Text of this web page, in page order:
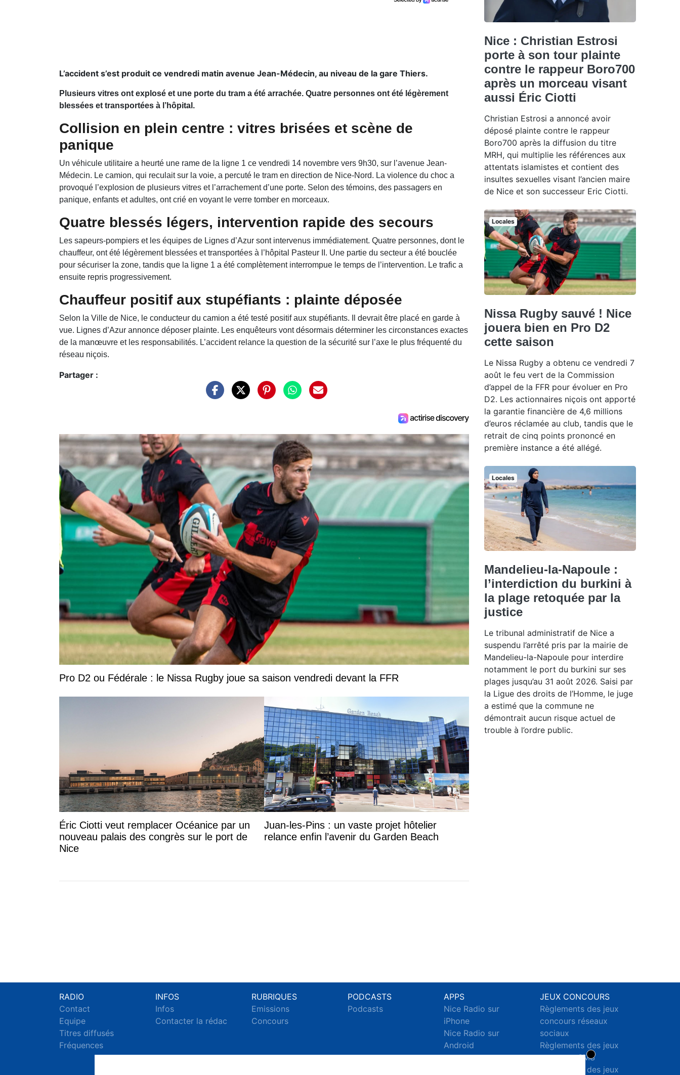
L’accident s’est produit ce vendredi matin avenue Jean-Médecin, au niveau de la gare Thiers.
Plusieurs vitres ont explosé et une porte du tram a été arrachée. Quatre personnes ont été légèrement
blessées et transportées à l’hôpital.
Collision en plein centre : vitres brisées et scène de
panique
Un véhicule utilitaire a heurté une rame de la ligne 1 ce vendredi 14 novembre vers 9h30, sur l’avenue Jean-
Médecin. Le camion, qui reculait sur la voie, a percuté le tram en direction de Nice-Nord. La violence du choc a
provoqué l’explosion de plusieurs vitres et l’arrachement d’une porte. Selon des témoins, des passagers en
panique, enfants et adultes, ont crié en voyant le verre tomber en morceaux.
Quatre blessés légers, intervention rapide des secours
Les sapeurs-pompiers et les équipes de Lignes d’Azur sont intervenus immédiatement. Quatre personnes, dont le
chauffeur, ont été légèrement blessées et transportées à l’hôpital Pasteur II. Une partie du secteur a été bouclée
pour sécuriser la zone, tandis que la ligne 1 a été complètement interrompue le temps de l’intervention. Le trafic a
ensuite repris progressivement.
Chauffeur positif aux stupéfiants : plainte déposée
Selon la Ville de Nice, le conducteur du camion a été testé positif aux stupéfiants. Il devrait être placé en garde à
vue. Lignes d’Azur annonce déposer plainte. Les enquêteurs vont désormais déterminer les circonstances exactes
de la manœuvre et les responsabilités. L’accident relance la question de la sécurité sur l’axe le plus fréquenté du
réseau niçois.
Partager :
Pro D2 ou Fédérale : le Nissa Rugby joue sa saison vendredi devant la FFR
Éric Ciotti veut remplacer Océanice par un
nouveau palais des congrès sur le port de
Nice
Juan-les-Pins : un vaste projet hôtelier
relance enfin l’avenir du Garden Beach
Nice : Christian Estrosi
porte à son tour plainte
contre le rappeur Boro700
après un morceau visant
aussi Éric Ciotti
Christian Estrosi a annoncé avoir
déposé plainte contre le rappeur
Boro700 après la diffusion du titre
MRH, qui multiplie les références aux
attentats islamistes et contient des
insultes sexuelles visant l’ancien maire
de Nice et son successeur Eric Ciotti.
Locales
Nissa Rugby sauvé ! Nice
jouera bien en Pro D2
cette saison
Le Nissa Rugby a obtenu ce vendredi 7
août le feu vert de la Commission
d’appel de la FFR pour évoluer en Pro
D2. Les actionnaires niçois ont apporté
la garantie financière de 4,6 millions
d’euros réclamée au club, tandis que le
retrait de cinq points prononcé en
première instance a été allégé.
Locales
Mandelieu-la-Napoule :
l’interdiction du burkini à
la plage retoquée par la
justice
Le tribunal administratif de Nice a
suspendu l’arrêté pris par la mairie de
Mandelieu-la-Napoule pour interdire
notamment le port du burkini sur ses
plages jusqu’au 31 août 2026. Saisi par
la Ligue des droits de l’Homme, le juge
a estimé que la commune ne
démontrait aucun risque actuel de
trouble à l’ordre public.
RADIO
Contact
Equipe
Titres diffusés
Fréquences
INFOS
Infos
Contacter la rédac
RUBRIQUES
Emissions
Concours
PODCASTS
Podcasts
APPS
Nice Radio sur
iPhone
Nice Radio sur
Android
JEUX CONCOURS
Règlements des jeux
concours réseaux
sociaux
Règlements des jeux
concours SMS
Règlements des jeux